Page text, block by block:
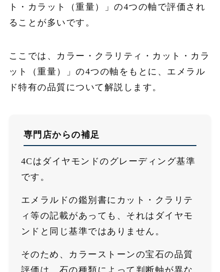
ト・カラット（重量）」の4つの軸で評価され
ることが多いです。
ここでは、カラー・クラリティ・カット・カラ
ット（重量）」の4つの軸をもとに、エメラル
ド特有の品質について解説します。
専門店からの補足
4Cはダイヤモンドのグレーディング基準
です。
エメラルドの鑑別書にカット・クラリテ
ィ等の記載があっても、それはダイヤモ
ンドと同じ基準ではありません。
そのため、カラーストーンの宝石の品質